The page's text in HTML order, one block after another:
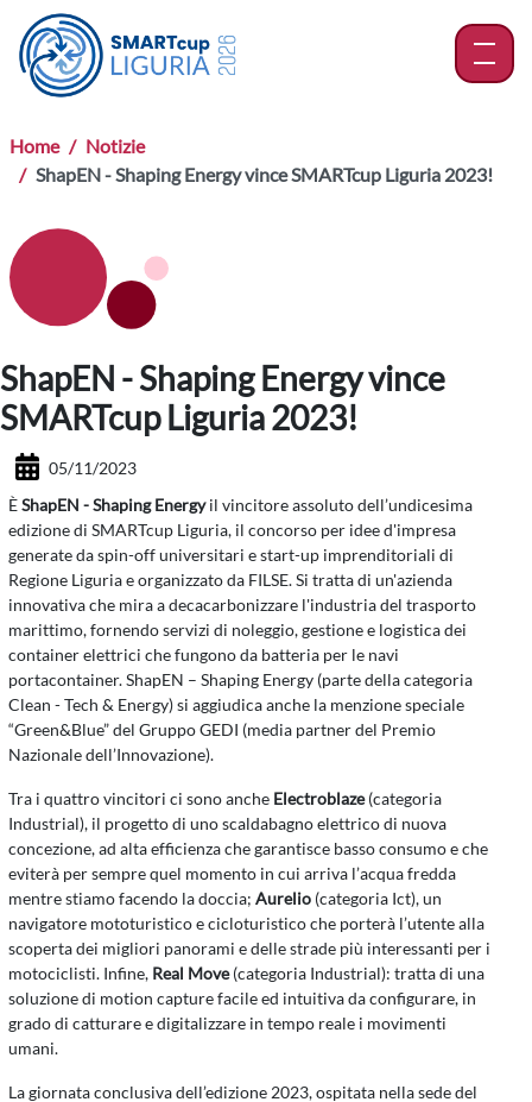
Home
Notizie
ShapEN - Shaping Energy vince SMARTcup Liguria 2023!
ShapEN - Shaping Energy vince
SMARTcup Liguria 2023!
05/11/2023
ÈShapEN - Shaping Energyil vincitore assoluto dell’undicesima
edizione di SMARTcup Liguria, il concorso per idee d'impresa
generate da spin-off universitari e start-up imprenditoriali di
Regione Liguria e organizzato da FILSE. Si tratta di un'azienda
innovativa che mira a decacarbonizzare l'industria del trasporto
marittimo, fornendo servizi di noleggio, gestione e logistica dei
container elettrici che fungono da batteria per le navi
portacontainer. ShapEN – Shaping Energy (parte della categoria
Clean - Tech & Energy) si aggiudica anche la menzione speciale
“Green&Blue” del Gruppo GEDI (media partner del Premio
Nazionale dell’Innovazione).
Tra i quattro vincitori ci sono anche Electroblaze(categoria
Industrial), il progetto di uno scaldabagno elettrico di nuova
concezione, ad alta efficienza che garantisce basso consumo e che
eviterà per sempre quel momento in cui arriva l’acqua fredda
mentre stiamo facendo la doccia; Aurelio (categoria Ict), un
navigatore mototuristico e cicloturistico che porterà l’utente alla
scoperta dei migliori panorami e delle strade più interessanti per i
motociclisti. Infine, Real Move(categoria Industrial): tratta di una
soluzione di motion capture facile ed intuitiva da configurare, in
grado di catturare e digitalizzare in tempo reale i movimenti
umani.
La giornata conclusiva dell’edizione 2023, ospitata nella sede del